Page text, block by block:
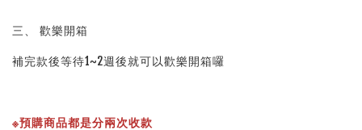
三、 歡樂開箱
補完款後等待1~2週後就可以歡樂開箱囉
※預購商品都是分兩次收款